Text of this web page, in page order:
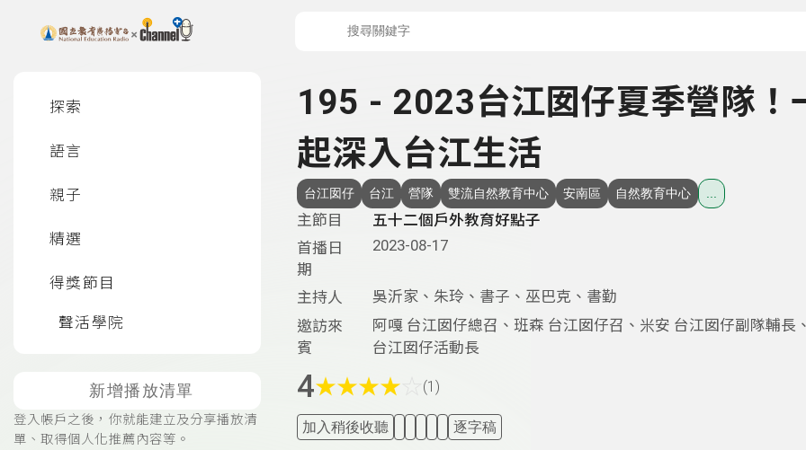
上方功能區塊
探索
語言
親子
精選
得獎節目
聲活學院
新增播放清單
登入帳戶之後，你就能建立及分享播放清
單、取得個人化推薦內容等。
195 - 2023台江囡仔夏季營隊！
起深入台江生活
台江囡仔 台江 營隊 雙流自然教育中心 安南區 自然教育中心
主節目
五十二個戶外教育好點子
首播日
期
2023-08-17
主持人
吳沂家、朱玲、書子、巫巴克、書勤
邀訪來
賓
阿嘎 台江囡仔總召、班森 台江囡仔召、米安 台江囡仔副隊輔長
台江囡仔活動長
4★★★★ (1)
加入稍後收聽 逐字稿